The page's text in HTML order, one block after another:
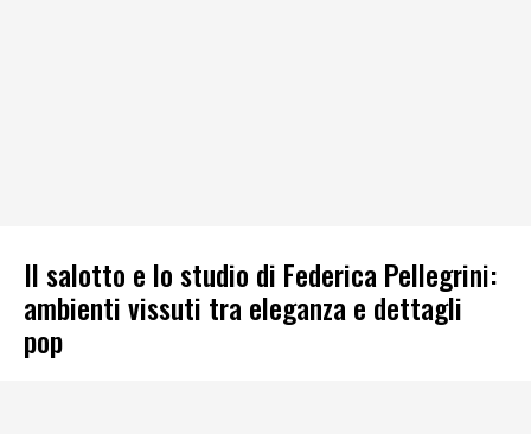
Il salotto e lo studio di Federica Pellegrini:
ambienti vissuti tra eleganza e dettagli
pop